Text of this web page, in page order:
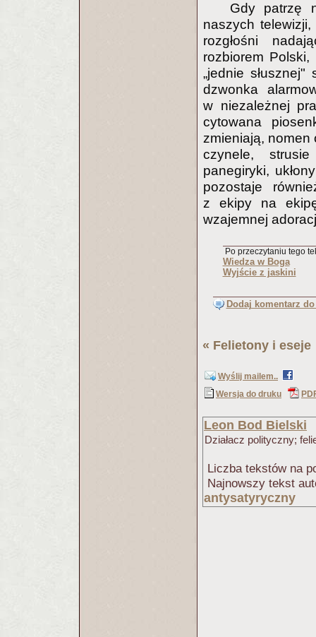
Gdy patrzę
naszych telewizji,
rozgłośni
rozbiorem Polski,
„jednie
dzwonka
w niezależnej
cytowana
zmieniają,
czynele,
panegiryki,
pozostaje
z ekipy na
wzajemnej
Po przeczytaniu tego
Wiedza w Boga
Wyjście z jaskini
Dodaj komentarz
« Felietony i eseje
Wyślij mailem..
Wersja do druku
Leon Bod Bielski
Działacz polityczny;
Liczba tekstów na
Najnowszy tekst
antysatyryczny